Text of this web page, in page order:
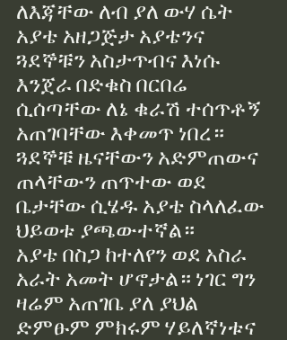
ለእጃቸው ለብ ያለ ውሃ ሴት
አያቴ አዘጋጅታ አያቴንና
ጓደኞቹን አስታጥብና እነሱ
እንጀራ በድቁስ በርበሬ
ሲሰጣቸው ለኔ ቁራሽ ተሰጥቶኝ
አጠገባቸው እቀመጥ ነበረ።
ጓደኞቹ ዜናቸውን አድምጠውና
ጠላቸውን ጠጥተው ወደ
ቤታቸው ሲሄዱ አያቴ ስላለፈው
ህይወቱ ያጫውተኛል።
አያቴ በስጋ ከተለየን ወደ አስራ
አራት አመት ሆኖታል። ነገር ግን
ዛሬም አጠገቤ ያለ ያህል
ድምፁም ምክሩም ሃይለኛነቱና